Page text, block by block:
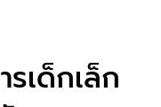
เด็กเล็ก